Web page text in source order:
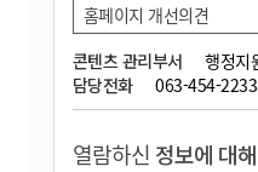
콘텐츠 관리부서
행정지
담당전화
063-454-2233
홈페이지 개선의견
열람하신 정보에 대